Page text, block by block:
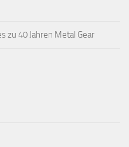
zu 40 Jahren Metal Gear